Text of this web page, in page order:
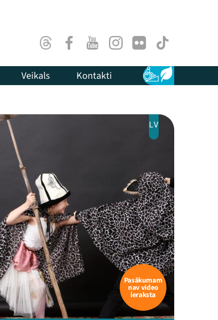
ThreadsFacebookYoutubeInstagram
Flick TikTok
Veikals Kontakti Pieejamība
Ilgtspēja
LV
Pasākumam
nav video
ieraksta